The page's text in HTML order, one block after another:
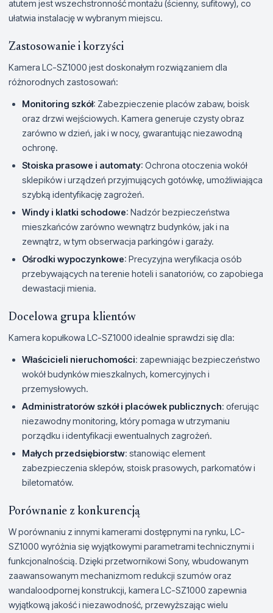
atutem jest wszechstronność montażu (ścienny, sufitowy), co
ułatwia instalację w wybranym miejscu.
Zastosowanie i korzyści
Kamera LC-SZ1000 jest doskonałym rozwiązaniem dla
różnorodnych zastosowań:
Monitoring szkół: Zabezpieczenie placów zabaw, boisk
oraz drzwi wejściowych. Kamera generuje czysty obraz
zarówno w dzień, jak i w nocy, gwarantując niezawodną
ochronę.
Stoiska prasowe i automaty: Ochrona otoczenia wokół
sklepików i urządzeń przyjmujących gotówkę, umożliwiająca
szybką identyfikację zagrożeń.
Windy i klatki schodowe: Nadzór bezpieczeństwa
mieszkańców zarówno wewnątrz budynków, jak i na
zewnątrz, w tym obserwacja parkingów i garaży.
Ośrodki wypoczynkowe: Precyzyjna weryfikacja osób
przebywających na terenie hoteli i sanatoriów, co zapobiega
dewastacji mienia.
Docelowa grupa klientów
Kamera kopułkowa LC-SZ1000 idealnie sprawdzi się dla:
Właścicieli nieruchomości: zapewniając bezpieczeństwo
wokół budynków mieszkalnych, komercyjnych i
przemysłowych.
Administratorów szkół i placówek publicznych: oferując
niezawodny monitoring, który pomaga w utrzymaniu
porządku i identyfikacji ewentualnych zagrożeń.
Małych przedsiębiorstw: stanowiąc element
zabezpieczenia sklepów, stoisk prasowych, parkomatów i
biletomatów.
Porównanie z konkurencją
W porównaniu z innymi kamerami dostępnymi na rynku, LC-
SZ1000 wyróżnia się wyjątkowymi parametrami technicznymi i
funkcjonalnością. Dzięki przetwornikowi Sony, wbudowanym
zaawansowanym mechanizmom redukcji szumów oraz
wandaloodpornej konstrukcji, kamera LC-SZ1000 zapewnia
wyjątkową jakość i niezawodność, przewyższając wielu